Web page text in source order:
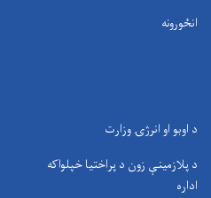
انځورونه
د اوبو او انرژۍ وزارت
د پلازمینې زون د پراختیا خپلواکه
اداره